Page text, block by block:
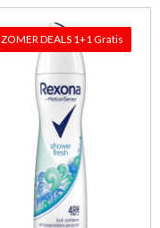
ZOMER DEALS 1+1 Gratis